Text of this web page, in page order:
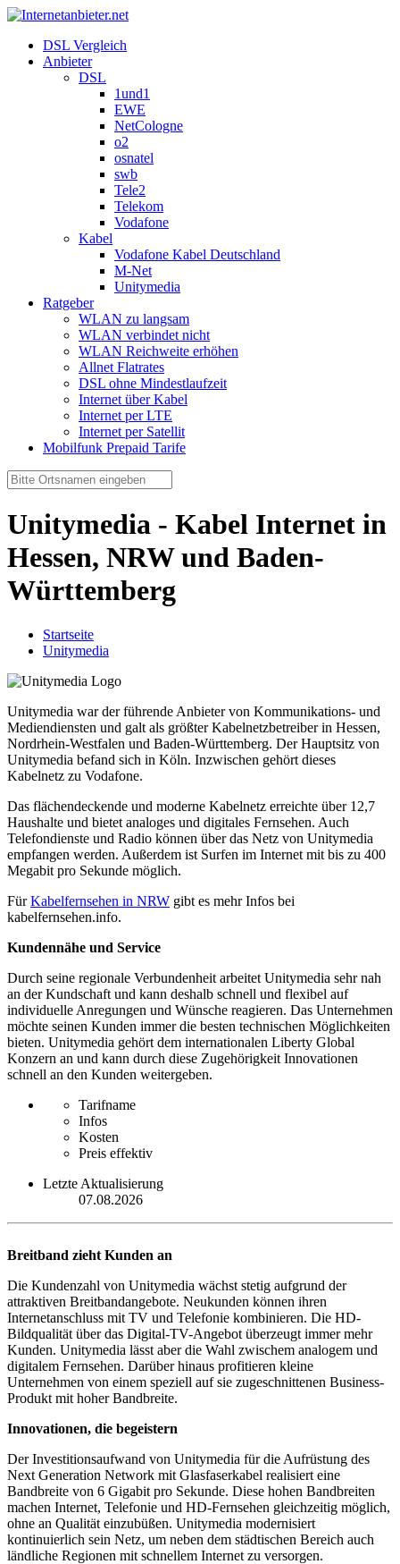
DSL Vergleich
Anbieter
DSL
1und1
EWE
NetCologne
o2
osnatel
swb
Tele2
Telekom
Vodafone
Kabel
Vodafone Kabel Deutschland
M-Net
Unitymedia
Ratgeber
WLAN zu langsam
WLAN verbindet nicht
WLAN Reichweite erhöhen
Allnet Flatrates
DSL ohne Mindestlaufzeit
Internet über Kabel
Internet per LTE
Internet per Satellit
Mobilfunk Prepaid Tarife
Unitymedia - Kabel Internet in
Hessen, NRW und Baden-
Württemberg
Startseite
Unitymedia
Unitymedia war der führende Anbieter von Kommunikations- und
Mediendiensten und galt als größter Kabelnetzbetreiber in Hessen,
Nordrhein-Westfalen und Baden-Württemberg. Der Hauptsitz von
Unitymedia befand sich in Köln. Inzwischen gehört dieses
Kabelnetz zu Vodafone.
Das flächendeckende und moderne Kabelnetz erreichte über 12,7
Haushalte und bietet analoges und digitales Fernsehen. Auch
Telefondienste und Radio können über das Netz von Unitymedia
empfangen werden. Außerdem ist Surfen im Internet mit bis zu 400
Megabit pro Sekunde möglich.
FürKabelfernsehen in NRW gibt es mehr Infos bei
kabelfernsehen.info.
Kundennähe und Service
Durch seine regionale Verbundenheit arbeitet Unitymedia sehr nah
an der Kundschaft und kann deshalb schnell und flexibel auf
individuelle Anregungen und Wünsche reagieren. Das Unternehmen
möchte seinen Kunden immer die besten technischen Möglichkeiten
bieten. Unitymedia gehört dem internationalen Liberty Global
Konzern an und kann durch diese Zugehörigkeit Innovationen
schnell an den Kunden weitergeben.
Tarifname
Infos
Kosten
Preis effektiv
Letzte Aktualisierung
07.08.2026
Breitband zieht Kunden an
Die Kundenzahl von Unitymedia wächst stetig aufgrund der
attraktiven Breitbandangebote. Neukunden können ihren
Internetanschluss mit TV und Telefonie kombinieren. Die HD-
Bildqualität über das Digital-TV-Angebot überzeugt immer mehr
Kunden. Unitymedia lässt aber die Wahl zwischem analogem und
digitalem Fernsehen. Darüber hinaus profitieren kleine
Unternehmen von einem speziell auf sie zugeschnittenen Business-
Produkt mit hoher Bandbreite.
Innovationen, die begeistern
Der Investitionsaufwand von Unitymedia für die Aufrüstung des
Next Generation Network mit Glasfaserkabel realisiert eine
Bandbreite von 6 Gigabit pro Sekunde. Diese hohen Bandbreiten
machen Internet, Telefonie und HD-Fernsehen gleichzeitig möglich,
ohne an Qualität einzubüßen. Unitymedia modernisiert
kontinuierlich sein Netz, um neben dem städtischen Bereich auch
ländliche Regionen mit schnellem Internet zu versorgen.